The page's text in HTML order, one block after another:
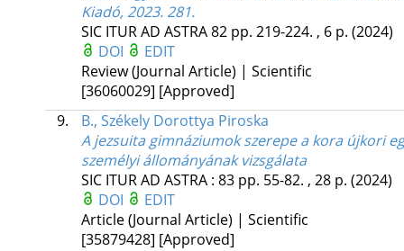
Kiadó, 2023. 281.
SIC ITUR AD ASTRA82 pp. 219-224. , 6 p. (2024)
DOI
EDIT
Review (Journal Article) | Scientific
[36060029] [Approved]
9.
B., Székely Dorottya Piroska
A jezsuita gimnáziumok szerepe a kora újkori
személyi állományának vizsgálata
SIC ITUR AD ASTRA : 83 pp. 55-82. , 28 p. (2024)
DOI
EDIT
Article (Journal Article) | Scientific
[35879428] [Approved]